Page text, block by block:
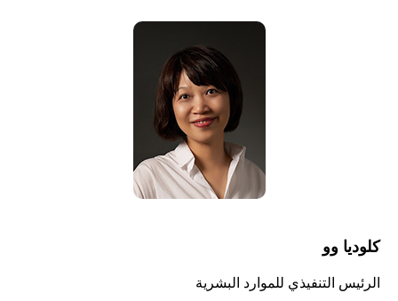
كلوديا وو
الرئيس التنفيذي للموارد البشرية